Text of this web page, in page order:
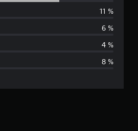
e
n
d
11 %
6 %
4 %
8 %